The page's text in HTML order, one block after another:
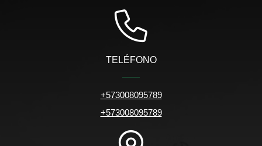
TELÉFONO
+573008095789
+573008095789